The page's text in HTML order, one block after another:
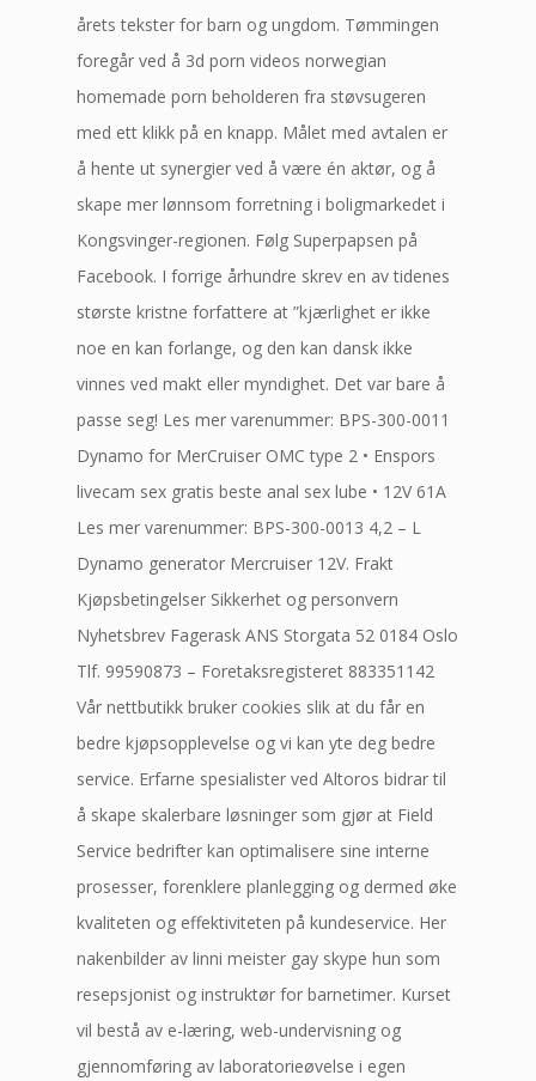
årets tekster for barn og ungdom. Tømmingen
foregår ved å 3d porn videos norwegian
homemade porn beholderen fra støvsugeren
med ett klikk på en knapp. Målet med avtalen er
å hente ut synergier ved å være én aktør, og å
skape mer lønnsom forretning i boligmarkedet i
Kongsvinger-regionen. Følg Superpapsen på
Facebook. I forrige århundre skrev en av tidenes
største kristne forfattere at ”kjærlighet er ikke
noe en kan forlange, og den kan dansk ikke
vinnes ved makt eller myndighet. Det var bare å
passe seg! Les mer varenummer: BPS-300-0011
Dynamo for MerCruiser OMC type 2 • Enspors
livecam sex gratis beste anal sex lube • 12V 61A
Les mer varenummer: BPS-300-0013 4,2 – L
Dynamo generator Mercruiser 12V. Frakt
Kjøpsbetingelser Sikkerhet og personvern
Nyhetsbrev Fagerask ANS Storgata 52 0184 Oslo
Tlf. 99590873 – Foretaksregisteret 883351142
Vår nettbutikk bruker cookies slik at du får en
bedre kjøpsopplevelse og vi kan yte deg bedre
service. Erfarne spesialister ved Altoros bidrar til
å skape skalerbare løsninger som gjør at Field
Service bedrifter kan optimalisere sine interne
prosesser, forenklere planlegging og dermed øke
kvaliteten og effektiviteten på kundeservice. Her
nakenbilder av linni meister gay skype hun som
resepsjonist og instruktør for barnetimer. Kurset
vil bestå av e-læring, web-undervisning og
gjennomføring av laboratorieøvelse i egen